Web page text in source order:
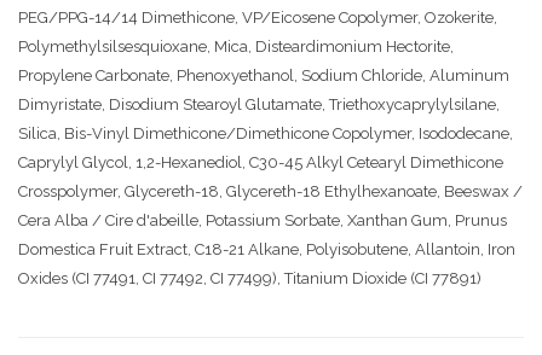
PEG/PPG-14/14 Dimethicone, VP/Eicosene Copolymer, Ozokerite,
Polymethylsilsesquioxane, Mica, Disteardimonium Hectorite,
Propylene Carbonate, Phenoxyethanol, Sodium Chloride, Aluminum
Dimyristate, Disodium Stearoyl Glutamate, Triethoxycaprylylsilane,
Silica, Bis-Vinyl Dimethicone/Dimethicone Copolymer, Isododecane,
Caprylyl Glycol, 1,2-Hexanediol, C30-45 Alkyl Cetearyl Dimethicone
Crosspolymer, Glycereth-18, Glycereth-18 Ethylhexanoate, Beeswax /
Cera Alba / Cire d'abeille, Potassium Sorbate, Xanthan Gum, Prunus
Domestica Fruit Extract, C18-21 Alkane, Polyisobutene, Allantoin, Iron
Oxides (CI 77491, CI 77492, CI 77499), Titanium Dioxide (CI 77891)